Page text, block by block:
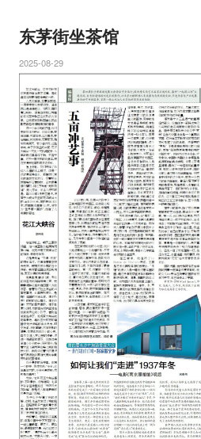
东茅街坐茶馆
2025-08-29